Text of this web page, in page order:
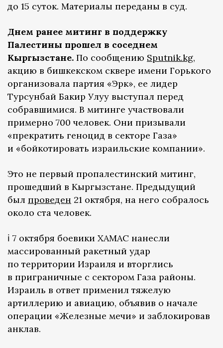
до 15 суток. Материалы переданы в суд.
Днем ранее митинг в поддержку
Палестины прошел в соседнем
Кыргызстане. По сообщению Sputnik.kg,
акцию в бишкекском сквере имени Горького
организовала партия «Эрк», ее лидер
Турсунбай Бакир Улуу выступал перед
собравшимися. В митинге участвовали
примерно 700 человек. Они призывали
«прекратить геноцид в секторе Газа»
и «бойкотировать израильские компании».
Это не первый пропалестинский митинг,
прошедший в Кыргызстане. Предыдущий
был проведен 21 октября, на него собралось
около ста человек.
ℹ️ 7 октября боевики ХАМАС нанесли
массированный ракетный удар
по территории Израиля и вторглись
в приграничные с сектором Газа районы.
Израиль в ответ применил тяжелую
артиллерию и авиацию, объявив о начале
операции «Железные мечи» и заблокировав
анклав.